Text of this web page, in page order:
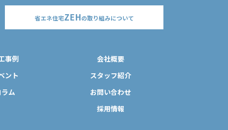
省エネ住宅ZEHの取り組みについて
事例
ント
ラム
会社概要
スタッフ紹介
お問い合わせ
採用情報